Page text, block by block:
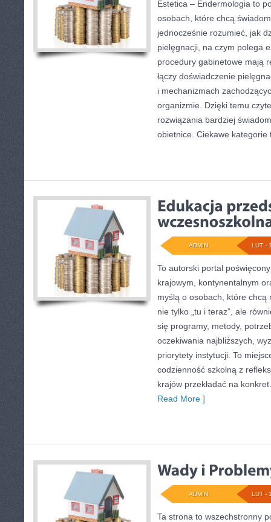
Estetica – Endermologia to
osobach, które chcą
jednocześnie rozumieć, jak
pielęgnacji, na czym polega
procedury gabinetowe mają
łączy doświadczenie
i mechanizmach
organizmie. Dzięki temu
rozwiązania bardziej
obietnice. Ciekawe kategorie
LUT -
ADMIN
To autorski portal
krajowym, kontynentalnym
myślą o osobach, które chcą
nie tylko „tu i teraz”, ale
się programy, metody,
oczekiwania najbliższych,
priorytety instytucji. To
codzienność szkolną z
krajów przekładać na
Read More ]
LUT -
ADMIN
Ta strona to wszechstronny